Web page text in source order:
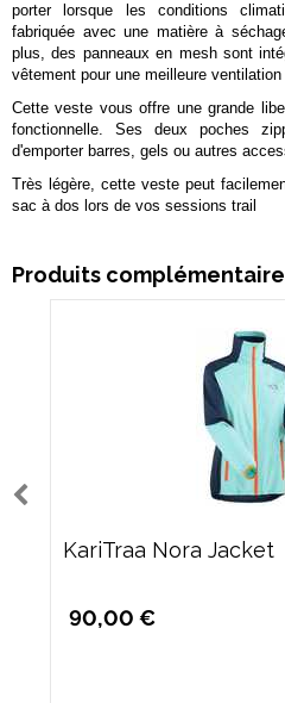
porter lorsque les conditions
fabriquée avec une matière à
plus, des panneaux en mesh sont
vêtement pour une meilleure
Cette veste vous offre une grande
fonctionnelle. Ses deux poches
d'emporter barres, gels ou autres
Très légère, cette veste peut
sac à dos lors de vos sessions trail
Produits
KariTraa Nora Jacket
90,00 €